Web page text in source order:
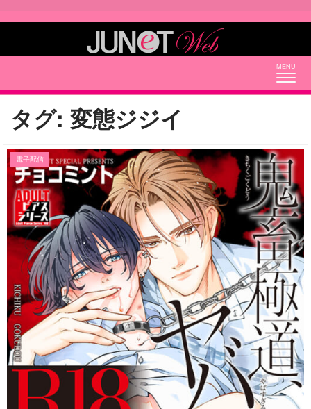
タグ: 変態ジジイ
電子配信